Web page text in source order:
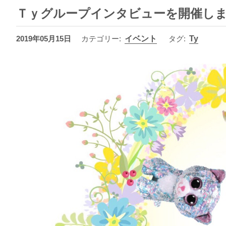
Ｔｙグループインタビューを開催し
2019年05月15日 カテゴリー: イベント タグ: Ty